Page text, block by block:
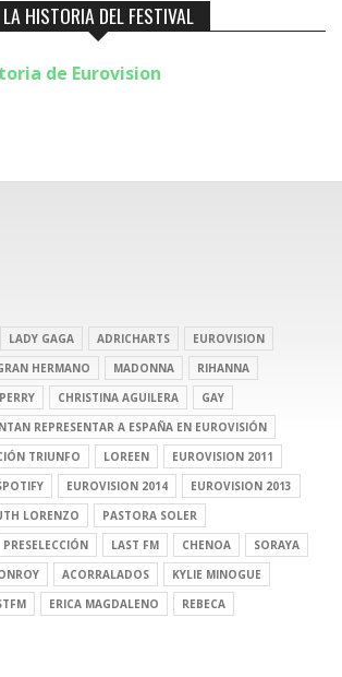
LA HISTORIA DEL FESTIVAL
LADY GAGA ADRICHARTS
EUROVISION
HERMANO MADONNA
RIHANNA
CHRISTINA AGUILERA
GAY
REPRESENTAR A ESPAÑA EN EUROVISIÓN
TRIUNFO LOREEN
EUROVISION 2011
EUROVISION 2014
EUROVISION 2013
LORENZO
PASTORA SOLER
PRESELECCIÓN LAST FM CHENOA
SORAYA
ACORRALADOS
KYLIE MINOGUE
ERICA MAGDALENO
REBECA